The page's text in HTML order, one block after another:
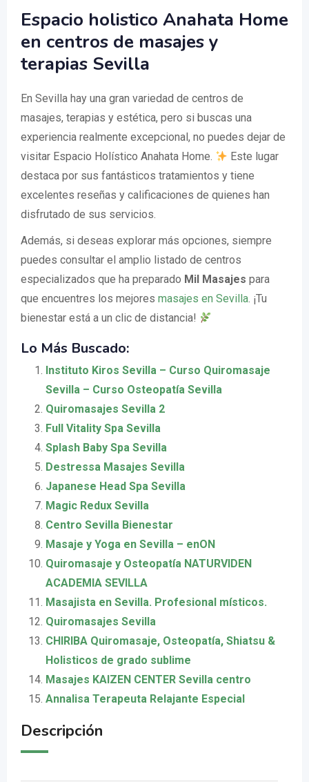
Espacio holistico Anahata Home
en centros de masajes y
terapias Sevilla
En Sevilla hay una gran variedad de centros de
masajes, terapias y estética, pero si buscas una
experiencia realmente excepcional, no puedes dejar de
visitar Espacio Holístico Anahata Home.
Este lugar
destaca por sus fantásticos tratamientos y tiene
excelentes reseñas y calificaciones de quienes han
disfrutado de sus servicios.
Además, si deseas explorar más opciones, siempre
puedes consultar el amplio listado de centros
especializados que ha preparado Mil Masajes para
que encuentres los mejores masajes en Sevilla. ¡Tu
bienestar está a un clic de distancia!
Lo Más Buscado:
Instituto Kiros Sevilla – Curso Quiromasaje
Sevilla – Curso Osteopatía Sevilla
Quiromasajes Sevilla 2
Full Vitality Spa Sevilla
Splash Baby Spa Sevilla
Destressa Masajes Sevilla
Japanese Head Spa Sevilla
Magic Redux Sevilla
Centro Sevilla Bienestar
Masaje y Yoga en Sevilla – enON
Quiromasaje y Osteopatía NATURVIDEN
ACADEMIA SEVILLA
Masajista en Sevilla. Profesional místicos.
Quiromasajes Sevilla
CHIRIBA Quiromasaje, Osteopatía, Shiatsu &
Holisticos de grado sublime
Masajes KAIZEN CENTER Sevilla centro
Annalisa Terapeuta Relajante Especial
Descripción